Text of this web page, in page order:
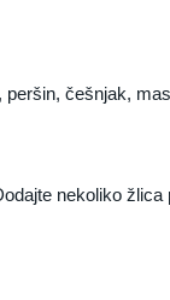
češnjak,
nekoliko